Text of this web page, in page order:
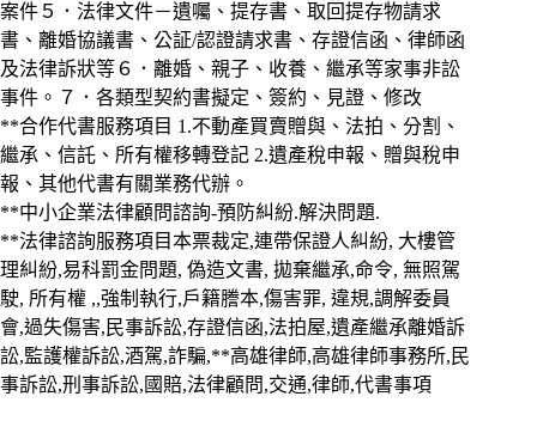
案件５．法律文件－遺囑、提存書、取回提存物請求
書、離婚協議書、公証/認證請求書、存證信函、律師函
及法律訴狀等６．離婚、親子、收養、繼承等家事非訟
事件。７．各類型契約書擬定、簽約、見證、修改
**合作代書服務項目 1.不動產買賣贈與、法拍、分割、
繼承、信託、所有權移轉登記 2.遺產稅申報、贈與稅申
報、其他代書有關業務代辦。
**中小企業法律顧問諮詢-預防糾紛.解決問題.
**法律諮詢服務項目本票裁定,連帶保證人糾紛, 大樓管
理糾紛,易科罰金問題, 偽造文書, 拋棄繼承,命令, 無照駕
駛, 所有權 ,,強制執行,戶籍謄本,傷害罪, 違規,調解委員
會,過失傷害,民事訴訟,存證信函,法拍屋,遺產繼承離婚訴
訟,監護權訴訟,酒駕,詐騙,**高雄律師,高雄律師事務所,民
事訴訟,刑事訴訟,國賠,法律顧問,交通,律師,代書事項